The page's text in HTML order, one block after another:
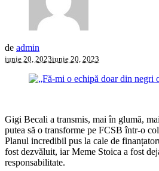
de admin
iunie 20, 2023iunie 20, 2023
Gigi Becali a transmis, mai în glumă,
putea să o transforme pe FCSB într-o
Planul incredibil pus la cale de
fost dezvăluit, iar Meme Stoica a fost
responsabilitate.